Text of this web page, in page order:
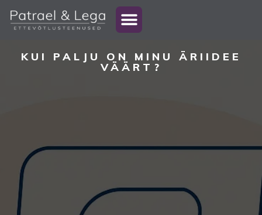
KUI PALJU ON MINU ÄRIIDEE
VÄÄRT?